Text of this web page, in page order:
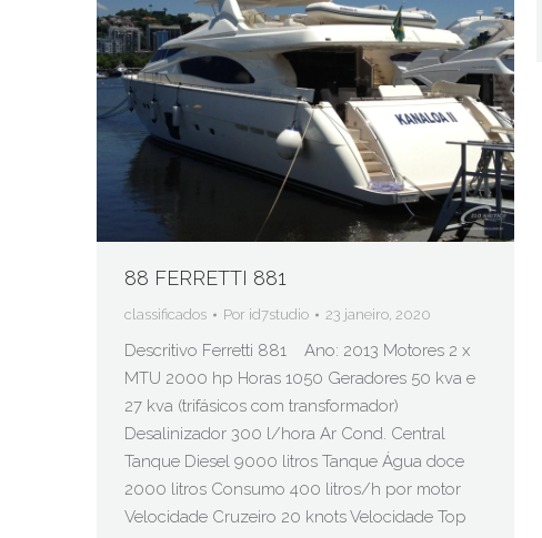
88 FERRETTI 881
classificados Por id7studio 23 janeiro, 2020
Descritivo Ferretti 881 Ano: 2013 Motores 2 x
MTU 2000 hp Horas 1050 Geradores 50 kva e
27 kva (trifásicos com transformador)
Desalinizador 300 l/hora Ar Cond. Central
Tanque Diesel 9000 litros Tanque Água doce
2000 litros Consumo 400 litros/h por motor
Velocidade Cruzeiro 20 knots Velocidade Top